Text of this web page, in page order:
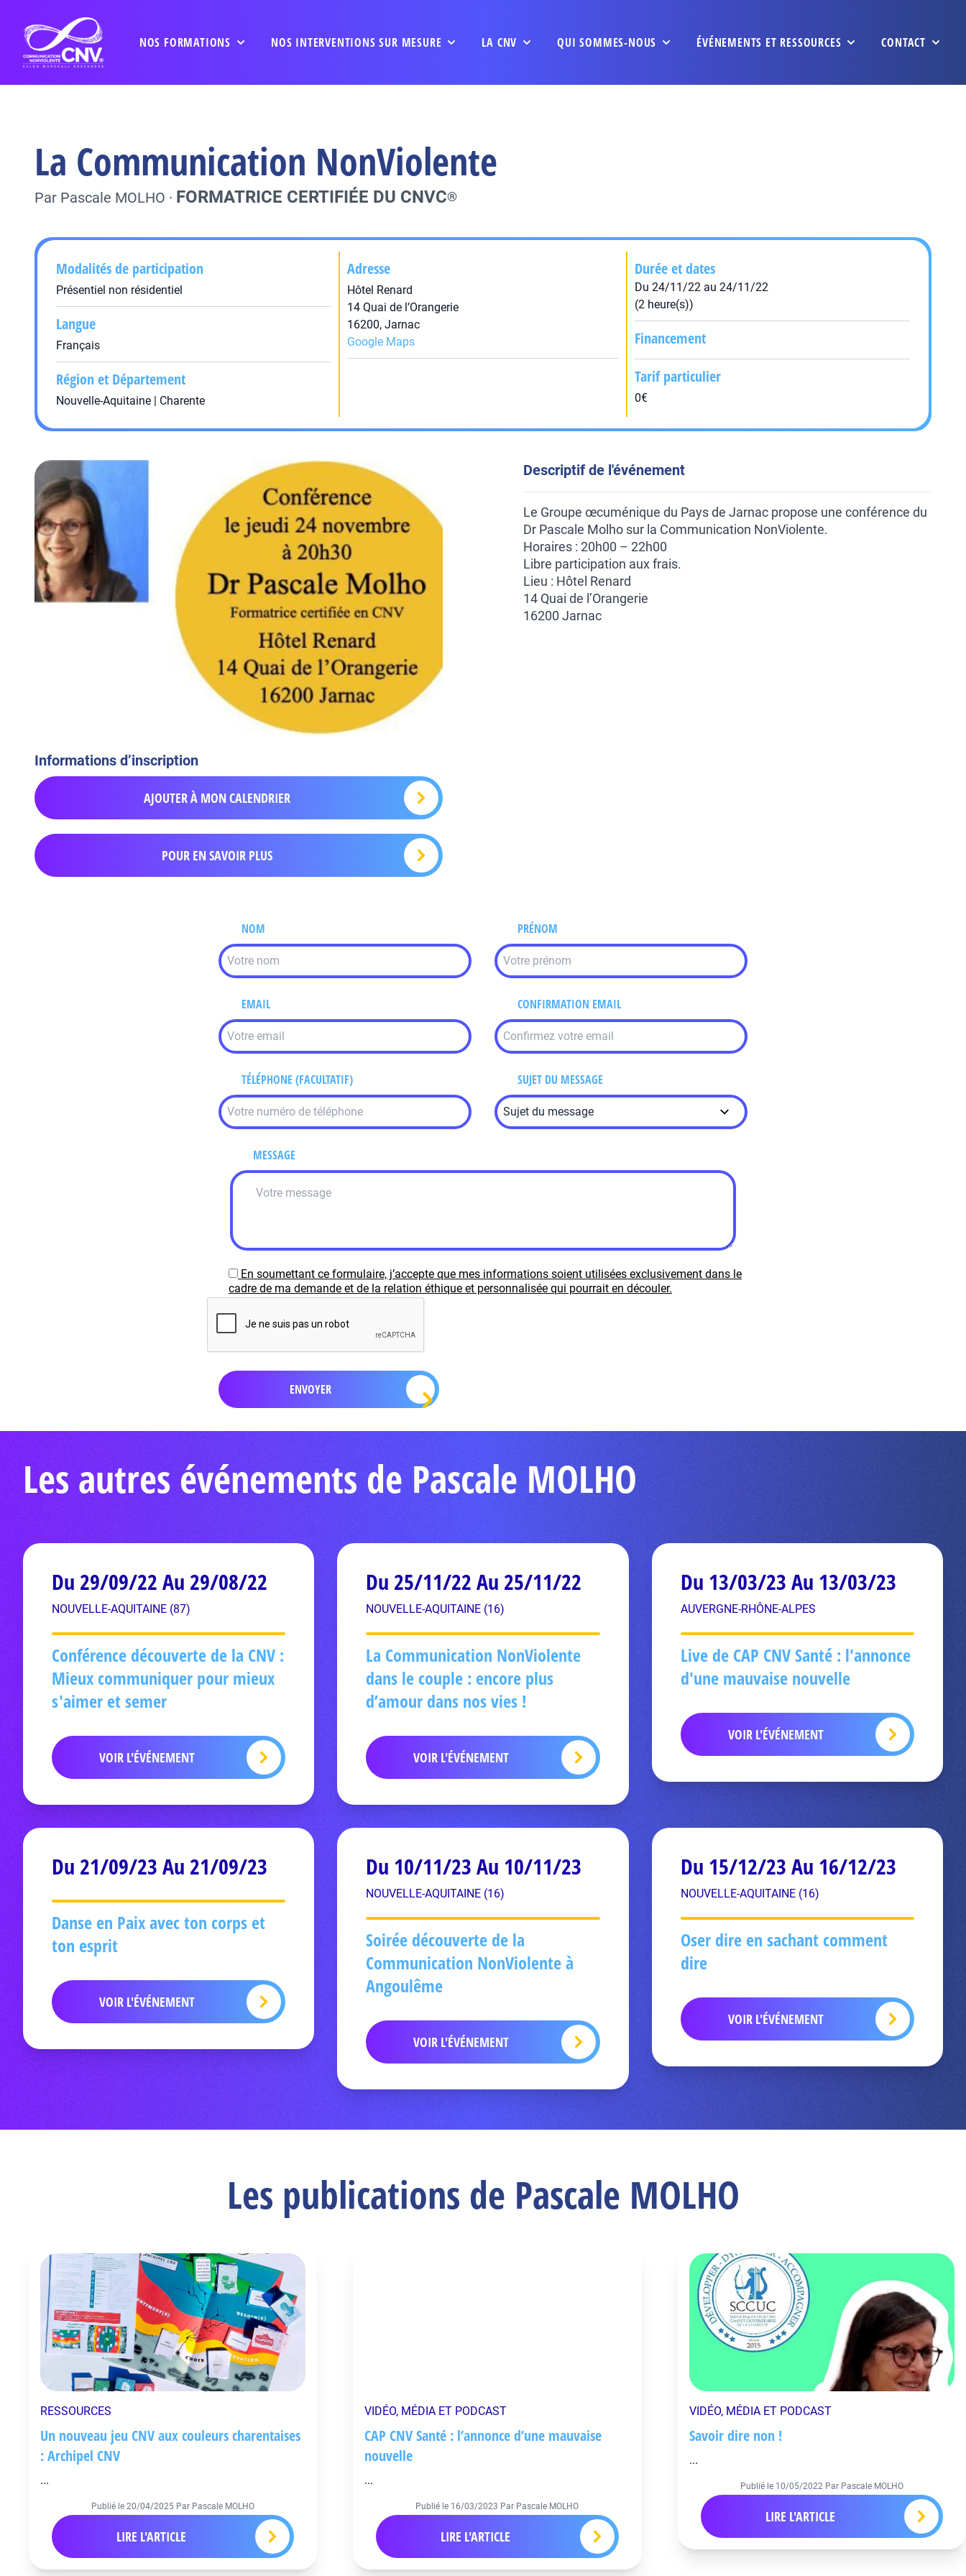
NOS FORMATIONS NOS INTERVENTIONS SUR MESURE LA CNV QUI SOMMES-NOUS ÉVÉNEMENTS ET RESSOURCES CONTACT
La Communication NonViolente
Par Pascale MOLHO · FORMATRICE CERTIFIÉE DU CNVC®
Modalités de participation
Présentiel non résidentiel
Langue
Français
Région et Département
Nouvelle-Aquitaine | Charente
Adresse
Hôtel Renard
14 Quai de l’Orangerie
16200, Jarnac
Google Maps
Durée et dates
Du 24/11/22 au 24/11/22
(2 heure(s))
Financement
Tarif particulier
0€
Informations d’inscription
AJOUTER À MON CALENDRIER
POUR EN SAVOIR PLUS
Descriptif de l'événement
Le Groupe œcuménique du Pays de Jarnac propose une conférence du
Dr Pascale Molho sur la Communication NonViolente.
Horaires : 20h00 – 22h00
Libre participation aux frais.
Lieu : Hôtel Renard
14 Quai de l’Orangerie
16200 Jarnac
NOM PRÉNOM
EMAIL CONFIRMATION EMAIL
TÉLÉPHONE (FACULTATIF) SUJET DU MESSAGE
MESSAGE
En soumettant ce formulaire, j’accepte que mes informations soient utilisées exclusivement dans le
cadre de ma demande et de la relation éthique et personnalisée qui pourrait en découler.
Les autres événements de Pascale MOLHO
Du 29/09/22 Au 29/08/22
NOUVELLE-AQUITAINE (87)
Conférence découverte de la CNV :
Mieux communiquer pour mieux
s'aimer et semer
VOIR L'ÉVÉNEMENT
Du 25/11/22 Au 25/11/22
NOUVELLE-AQUITAINE (16)
La Communication NonViolente
dans le couple : encore plus
d’amour dans nos vies !
VOIR L'ÉVÉNEMENT
Du 13/03/23 Au 13/03/23
AUVERGNE-RHÔNE-ALPES
Live de CAP CNV Santé : l'annonce
d'une mauvaise nouvelle
VOIR L'ÉVÉNEMENT
Du 21/09/23 Au 21/09/23
Danse en Paix avec ton corps et
ton esprit
VOIR L'ÉVÉNEMENT
Du 10/11/23 Au 10/11/23
NOUVELLE-AQUITAINE (16)
Soirée découverte de la
Communication NonViolente à
Angoulême
VOIR L'ÉVÉNEMENT
Du 15/12/23 Au 16/12/23
NOUVELLE-AQUITAINE (16)
Oser dire en sachant comment
dire
VOIR L'ÉVÉNEMENT
Les publications de Pascale MOLHO
RESSOURCES
Un nouveau jeu CNV aux couleurs charentaises
: Archipel CNV
...
Publié le20/04/2025 Par Pascale MOLHO
LIRE L'ARTICLE
VIDÉO, MÉDIA ET PODCAST
CAP CNV Santé : l’annonce d’une mauvaise
nouvelle
...
Publié le 16/03/2023 Par Pascale MOLHO
LIRE L'ARTICLE
VIDÉO, MÉDIA ET PODCAST
Savoir dire non !
...
Publié le 10/05/2022 Par Pascale MOLHO
LIRE L'ARTICLE